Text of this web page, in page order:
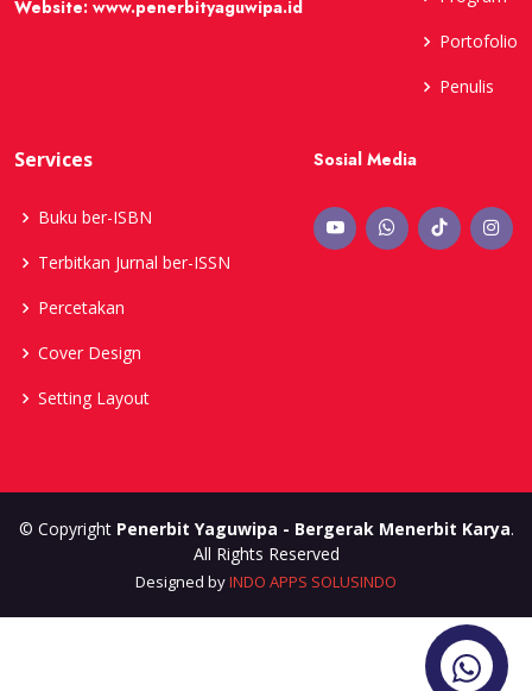
Website: www.penerbityaguwipa.id
Portofolio
Penulis
Services
Buku ber-ISBN
Terbitkan Jurnal ber-ISSN
Percetakan
Cover Design
Setting Layout
Sosial Media
© Copyright Penerbit Yaguwipa - Bergerak Menerbit Karya.
All Rights Reserved
Designed byINDO APPS SOLUSINDO